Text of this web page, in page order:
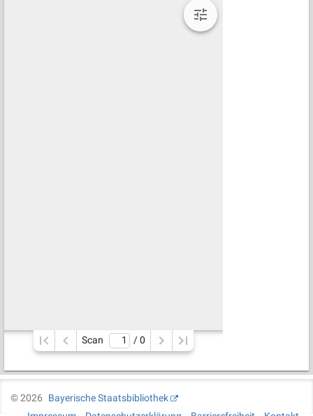
Scan / 0
©2026
Bayerische Staatsbibliothek